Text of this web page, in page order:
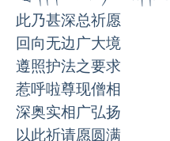
此乃甚深总祈愿
回向无边广大境
遵照护法之要求
惹呼啦尊现僧相
深奥实相广弘扬
以此祈请愿圆满